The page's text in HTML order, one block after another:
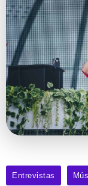
Entrevistas